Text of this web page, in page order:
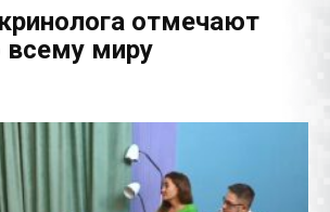
отмечают
всему миру